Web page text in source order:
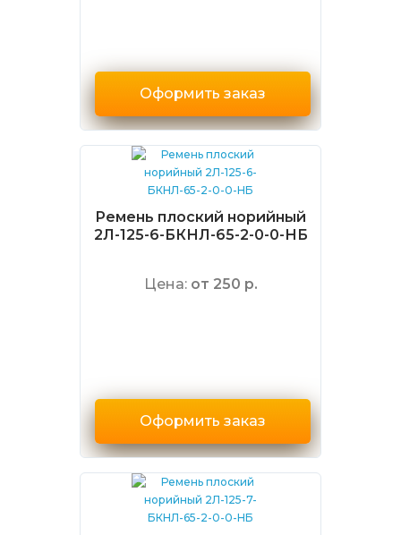
Оформить заказ
Ремень плоский норийный
2Л-125-6-БКНЛ-65-2-0-0-НБ
Цена: от 250 р.
Оформить заказ